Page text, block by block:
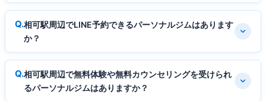
相可駅周辺でLINE予約できるパーソナルジムはあります
か？
相可駅周辺で無料体験や無料カウンセリングを受けられ
るパーソナルジムはありますか？